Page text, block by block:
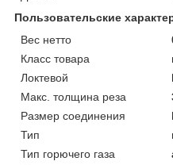
Пользовательские
Вес нетто
Класс товара
Локтевой
Макс. толщина реза
Размер соединения
Тип
Тип горючего газа